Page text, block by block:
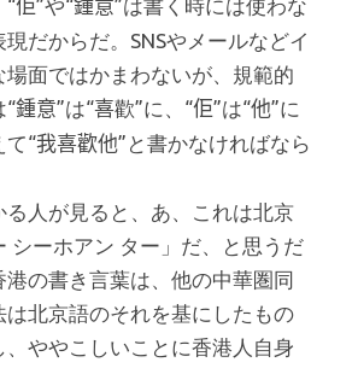
佢”や“鍾意”は書く時には使わな
だからだ。SNSやメールなどイ
場面ではかまわないが、規範的
“鍾意”は“喜歡”に、“佢”は“他”に
て“我喜歡他”と書かなければなら
人が見ると、あ、これは北京
シーホアン ター」だ、と思うだ
港の書き言葉は、他の中華圏同
は北京語のそれを基にしたもの
、ややこしいことに香港人自身